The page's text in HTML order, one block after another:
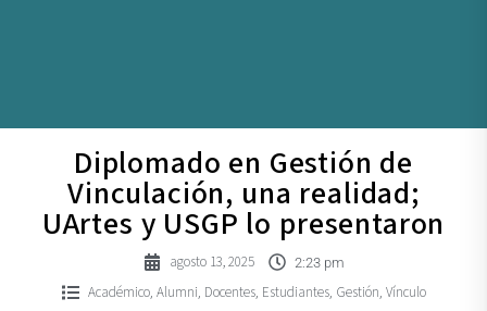
Diplomado en Gestión de
Vinculación, una realidad;
UArtes y USGP lo presentaron
agosto 13, 2025 2:23 pm
Académico, Alumni Docentes, Estudiantes, Gestión Vínculo